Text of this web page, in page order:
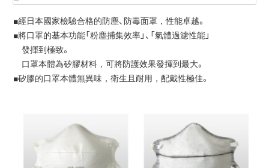
■經日本國家檢驗合格的防塵、防毒面罩，性能卓越。
■將口罩的基本功能「粉塵捕集效率」、「氣體過濾性能」
發揮到極致。
口罩本體為矽膠材料，可將防護效果發揮到最大。
■矽膠的口罩本體無異味，衛生且耐用，配戴性極佳。